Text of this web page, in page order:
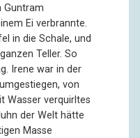
Guntram
Ei verbrannte.
in die Schale, und
Teller. So
Irene war in der
von
Wasser verquirltes
der Welt hätte
Masse